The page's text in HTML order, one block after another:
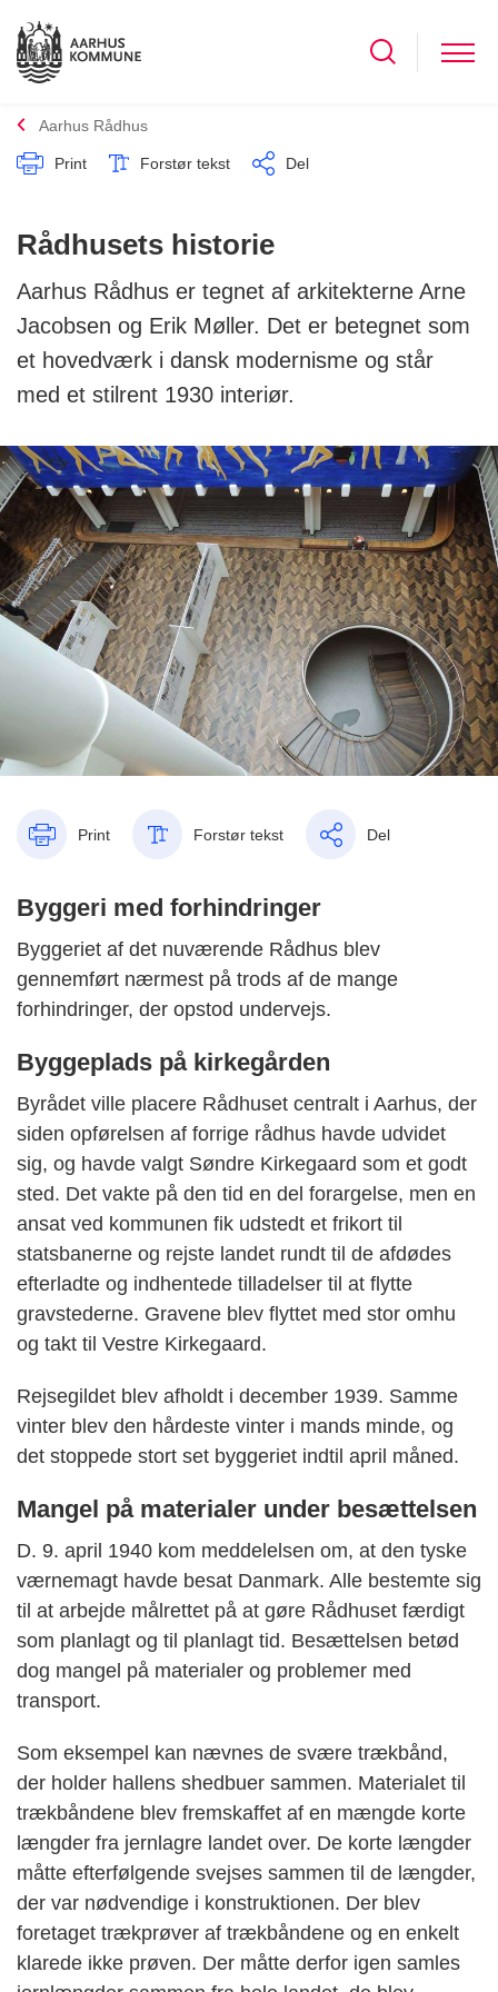
Aarhus Rådhus
Print Forstør tekst Del
Rådhusets historie
Aarhus Rådhus er tegnet af arkitekterne Arne
Jacobsen og Erik Møller. Det er betegnet som
et hovedværk i dansk modernisme og står
med et stilrent 1930 interiør.
Print Forstør tekst Del
Byggeri med forhindringer
Byggeriet af det nuværende Rådhus blev
gennemført nærmest på trods af de mange
forhindringer, der opstod undervejs.
Byggeplads på kirkegården
Byrådet ville placere Rådhuset centralt i Aarhus, der
siden opførelsen af forrige rådhus havde udvidet
sig, og havde valgt Søndre Kirkegaard som et godt
sted. Det vakte på den tid en del forargelse, men en
ansat ved kommunen fik udstedt et frikort til
statsbanerne og rejste landet rundt til de afdødes
efterladte og indhentede tilladelser til at flytte
gravstederne. Gravene blev flyttet med stor omhu
og takt til Vestre Kirkegaard.
Rejsegildet blev afholdt i december 1939. Samme
vinter blev den hårdeste vinter i mands minde, og
det stoppede stort set byggeriet indtil april måned.
Mangel på materialer under besættelsen
D. 9. april 1940 kom meddelelsen om, at den tyske
værnemagt havde besat Danmark. Alle bestemte sig
til at arbejde målrettet på at gøre Rådhuset færdigt
som planlagt og til planlagt tid. Besættelsen betød
dog mangel på materialer og problemer med
transport.
Som eksempel kan nævnes de svære trækbånd,
der holder hallens shedbuer sammen. Materialet til
trækbåndene blev fremskaffet af en mængde korte
længder fra jernlagre landet over. De korte længder
måtte efterfølgende svejses sammen til de længder,
der var nødvendige i konstruktionen. Der blev
foretaget trækprøver af trækbåndene og en enkelt
klarede ikke prøven. Der måtte derfor igen samles